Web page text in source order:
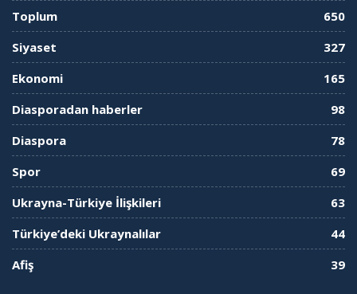
Toplum
650
Siyaset
327
Ekonomi
165
Diasporadan haberler
98
Diaspora
78
Spor
69
Ukrayna-Türkiye İlişkileri
63
Türkiye’deki Ukraynalılar
44
Afiş
39